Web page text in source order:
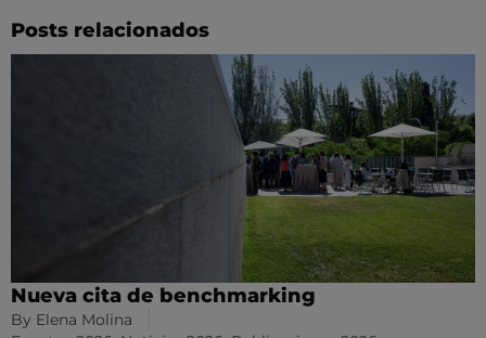
Posts relacionados
Nueva cita de benchmarking
By Elena Molina